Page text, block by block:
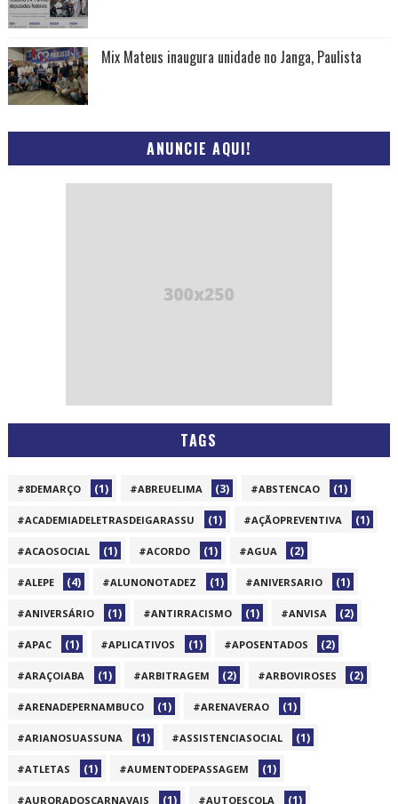
Mix Mateus inaugura unidade no Janga, Paulista
ANUNCIE AQUI!
TAGS
#8DEMARÇO (1) #ABREUELIMA (3) #ABSTENCAO (1)
#ACADEMIADELETRASDEIGARASSU (1) #AÇÃOPREVENTIVA (1)
#ACAOSOCIAL (1) #ACORDO (1) #AGUA (2)
#ALEPE (4) #ALUNONOTADEZ (1) #ANIVERSARIO (1)
#ANIVERSÁRIO (1) #ANTIRRACISMO (1) #ANVISA (2)
#APAC (1) #APLICATIVOS (1) #APOSENTADOS (2)
#ARAÇOIABA (1) #ARBITRAGEM (2) #ARBOVIROSES (2)
#ARENADEPERNAMBUCO (1) #ARENAVERAO (1)
#ARIANOSUASSUNA (1) #ASSISTENCIASOCIAL (1)
#ATLETAS (1) #AUMENTODEPASSAGEM (1)
#AURORADOSCARNAVAIS (1) #AUTOESCOLA (1)